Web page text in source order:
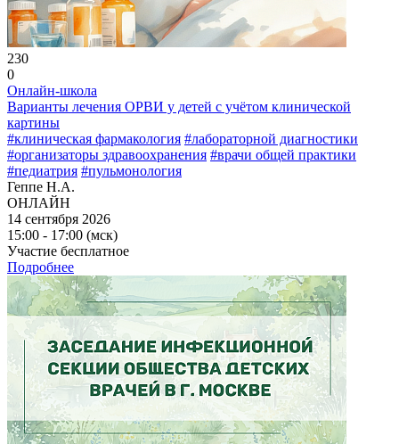
230
0
Онлайн-школа
Варианты лечения ОРВИ у детей с учётом клинической
картины
#клиническая фармакология #лабораторной диагностики
#организаторы здравоохранения #врачи общей практики
#педиатрия #пульмонология
Геппе Н.А.
ОНЛАЙН
14 сентября 2026
15:00 - 17:00 (мск)
Участие бесплатное
Подробнее